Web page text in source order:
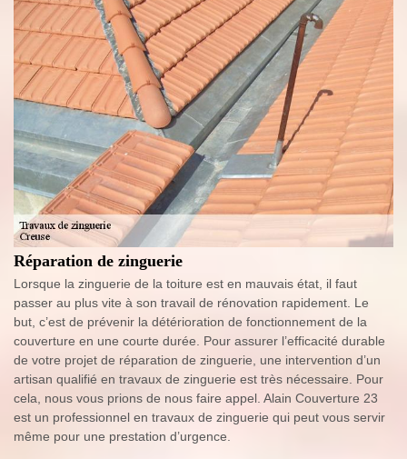
Réparation de zinguerie
Lorsque la zinguerie de la toiture est en mauvais état, il faut
passer au plus vite à son travail de rénovation rapidement. Le
but, c’est de prévenir la détérioration de fonctionnement de la
couverture en une courte durée. Pour assurer l’efficacité durable
de votre projet de réparation de zinguerie, une intervention d’un
artisan qualifié en travaux de zinguerie est très nécessaire. Pour
cela, nous vous prions de nous faire appel. Alain Couverture 23
est un professionnel en travaux de zinguerie qui peut vous servir
même pour une prestation d’urgence.